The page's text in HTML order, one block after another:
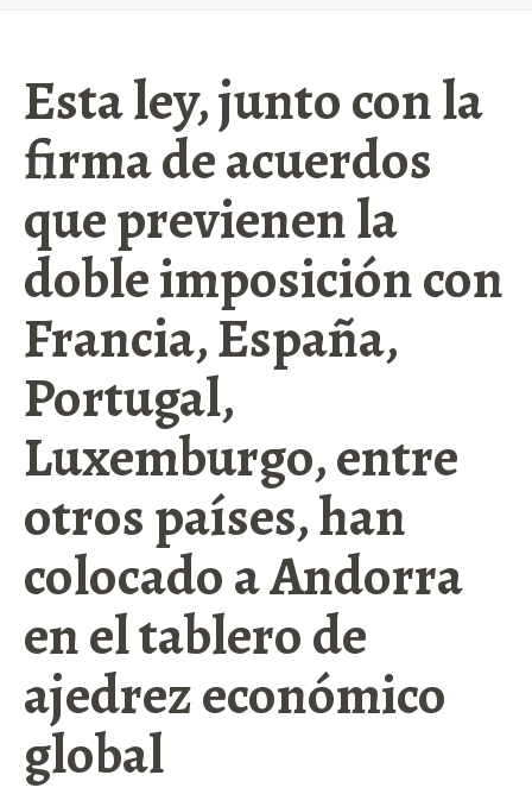
Esta ley, junto con la
firma de acuerdos
que previenen la
doble imposición con
Francia, España,
Portugal,
Luxemburgo, entre
otros países, han
colocado a Andorra
en el tablero de
ajedrez económico
global